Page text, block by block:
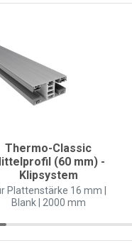
Thermo-Classic
(60 mm) -
Klipsystem
Plattenstärke 16 mm |
Blank | 2000 mm